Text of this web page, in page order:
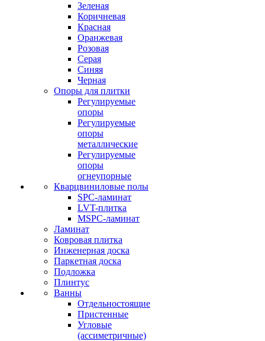
Зеленая
Коричневая
Красная
Оранжевая
Розовая
Серая
Синяя
Черная
Опоры для плитки
Регулируемые
опоры
Регулируемые
опоры
металлические
Регулируемые
опоры
огнеупорные
Кварцвиниловые полы
SPC-ламинат
LVT-плитка
MSPC-ламинат
Ламинат
Ковровая плитка
Инженерная доска
Паркетная доска
Подложка
Плинтус
Ванны
Отдельностоящие
Пристенные
Угловые
(ассиметричные)